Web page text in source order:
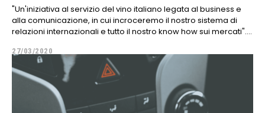
"Un'iniziativa al servizio del vino italiano legata al business e
alla comunicazione, in cui incroceremo il nostro sistema di
relazioni internazionali e tutto il nostro know how sui mercati"....
27/03/2020